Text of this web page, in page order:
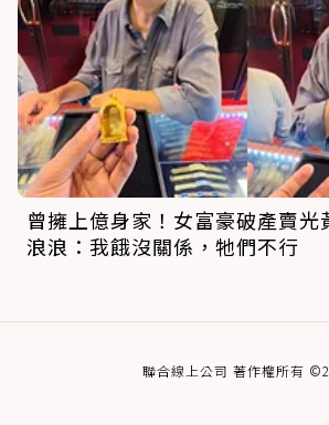
曾擁上億身家！女富豪破產賣光
浪浪：我餓沒關係，牠們不行
聯合線上公司 著作權所有